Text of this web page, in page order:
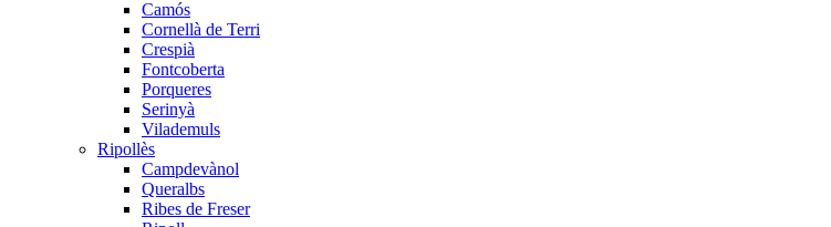
Camós
Cornellà de Terri
Crespià
Fontcoberta
Porqueres
Serinyà
Vilademuls
Ripollès
Campdevànol
Queralbs
Ribes de Freser